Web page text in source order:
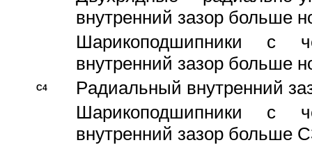
внутренний зазор больше
Шарикоподшипники с
внутренний зазор больше
C4
Pадиальный внутренний
Шарикоподшипники с
внутренний зазор больше